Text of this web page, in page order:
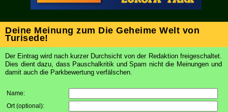
Deine Meinung zum Die Geheime Welt von
Turisede!
Der Eintrag wird nach kurzer Durchsicht von der Redaktion freigeschaltet.
Dies dient dazu, dass Pauschalkritik und Spam nicht die Meinungen und
damit auch die Parkbewertung verfälschen.
Name:
Ort (optional):